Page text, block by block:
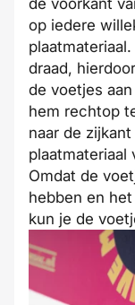
de voorkant
op iedere
draad,
de voetjes
hem rechtop
naar de
plaatmateriaal
Omdat de
hebben en
kun je de